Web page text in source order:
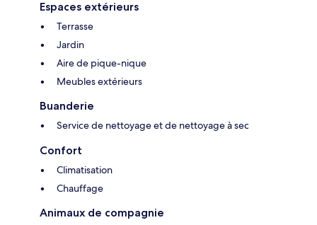
Espaces extérieurs
Terrasse
Jardin
Aire de pique-nique
Meubles extérieurs
Buanderie
Service de nettoyage et de nettoyage à sec
Confort
Climatisation
Chauffage
Animaux de compagnie